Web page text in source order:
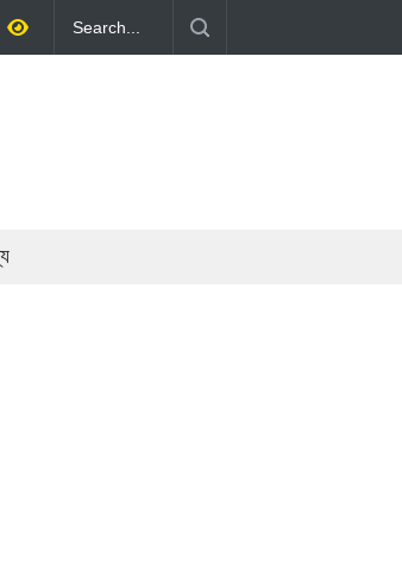
মূল লক্ষ্য: প্রধানমন্ত্রী